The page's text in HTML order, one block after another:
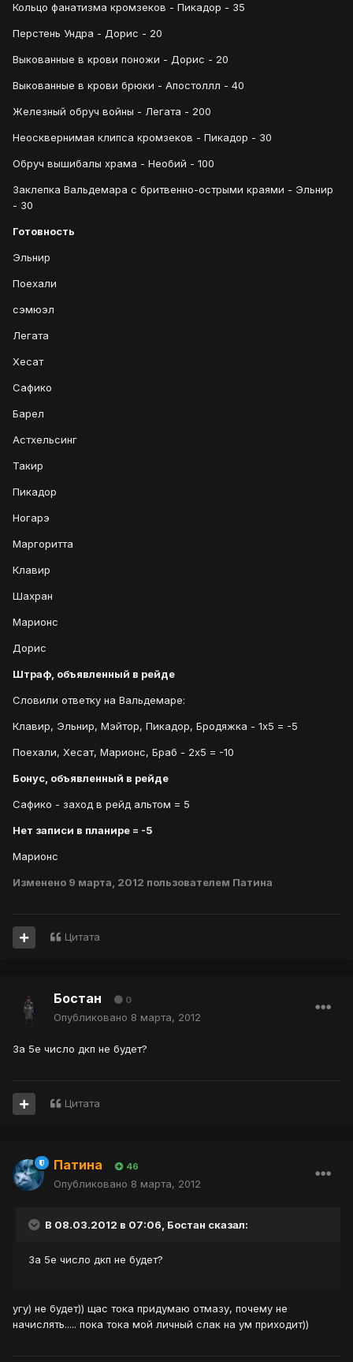
Кольцо фанатизма кромзеков - Пикадор - 35
Перстень Ундра - Дорис - 20
Выкованные в крови поножи - Дорис - 20
Выкованные в крови брюки - Апостоллл - 40
Железный обруч войны - Легата - 200
Неосквернимая клипса кромзеков - Пикадор - 30
Обруч вышибалы храма - Необий - 100
Заклепка Вальдемара с бритвенно-острыми краями - Эльнир
- 30
Готовность
Эльнир
Поехали
сэмюэл
Легата
Хесат
Сафико
Барел
Астхельсинг
Такир
Пикадор
Ногарэ
Маргоритта
Клавир
Шахран
Марионс
Дорис
Штраф, объявленный в рейде
Словили ответку на Вальдемаре:
Клавир, Эльнир, Мэйтор, Пикадор, Бродяжка - 1х5 = -5
Поехали, Хесат, Марионс, Браб - 2х5 = -10
Бонус, объявленный в рейде
Сафико - заход в рейд альтом = 5
Нет записи в планире = -5
Марионс
Изменено 9 марта, 2012 пользователем Патина
Цитата
Бостан 0
Опубликовано 8 марта, 2012
За 5е число дкп не будет?
Цитата
Патина 46
Опубликовано 8 марта, 2012
В 08.03.2012 в 07:06, Бостан сказал:
За 5е число дкп не будет?
угу) не будет)) щас тока придумаю отмазу, почему не
начислять..... пока тока мой личный слак на ум приходит))